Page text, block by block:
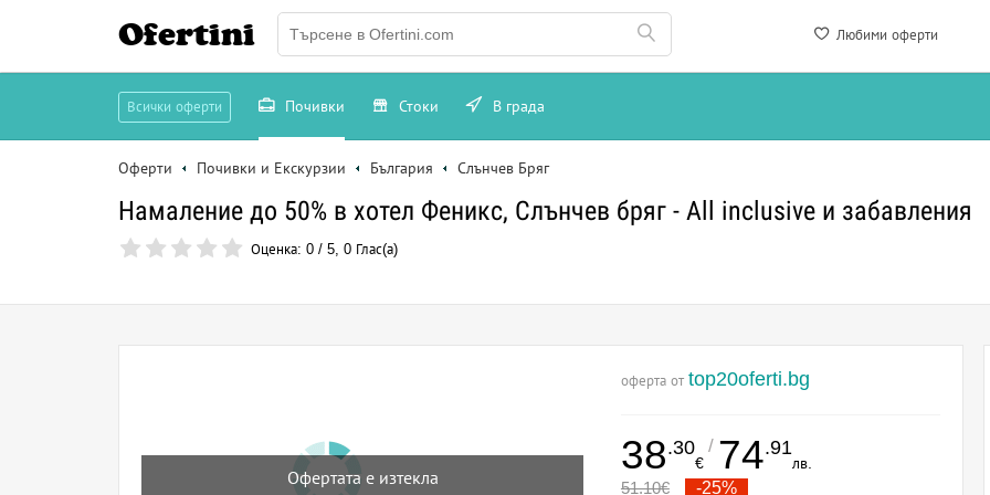
Любими оферти
Ofertini
Всички оферти Почивки Стоки В града
Оферти Почивки и Екскурзии България Слънчев Бряг
Намаление до 50% в хотел Феникс, Слънчев бряг - All inclusive и забавления
Оценка: 0 / 5, 0 Глас(а)
Офертата е изтекла
оферта от top20oferti.bg
38.30
€
/ 74.91
лв.
51.10€ -25%